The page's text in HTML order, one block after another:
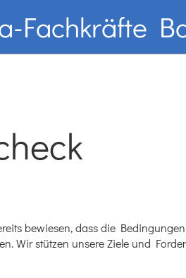
Fachkräfte
bewiesen, dass die
Wir stützen unsere Ziele und